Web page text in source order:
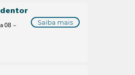
08 –
Saiba mais